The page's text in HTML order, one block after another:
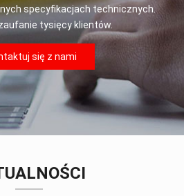
specyfikacjach technicznych.
tysięcy klientów.
się z nami